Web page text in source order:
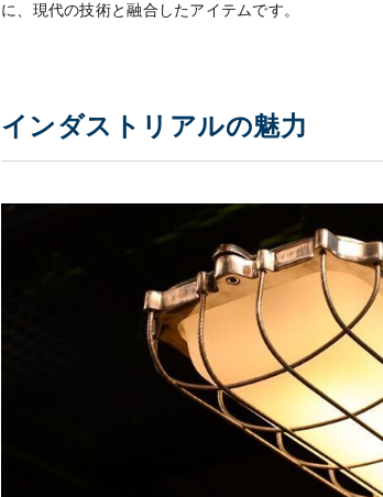
に、現代の技術と融合したアイテムです。
インダストリアルの魅力